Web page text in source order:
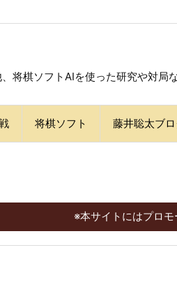
将棋ソフトAIを使った研究や対局
将棋ソフト 藤井聡太ブ
※本サイトにはプロ